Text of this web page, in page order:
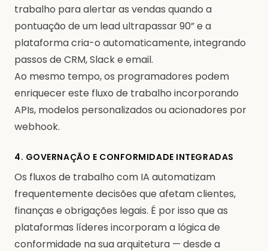
trabalho para alertar as vendas quando a
pontuação de um lead ultrapassar 90” e a
plataforma cria-o automaticamente, integrando
passos de CRM, Slack e email.
Ao mesmo tempo, os programadores podem
enriquecer este fluxo de trabalho incorporando
APIs, modelos personalizados ou acionadores por
webhook.
4. GOVERNAÇÃO E CONFORMIDADE INTEGRADAS
Os fluxos de trabalho com IA automatizam
frequentemente decisões que afetam clientes,
finanças e obrigações legais. É por isso que as
plataformas líderes incorporam a lógica de
conformidade na sua arquitetura — desde a